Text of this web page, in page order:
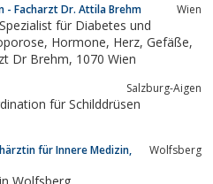
- Facharzt Dr. Attila Brehm Wien
Hypertonie, Blutdruck, Facharzt Dr Brehm, 1070 Wien
Salzburg-Aigen
für Schilddrüsen
für Innere Medizin,
Wolfsberg